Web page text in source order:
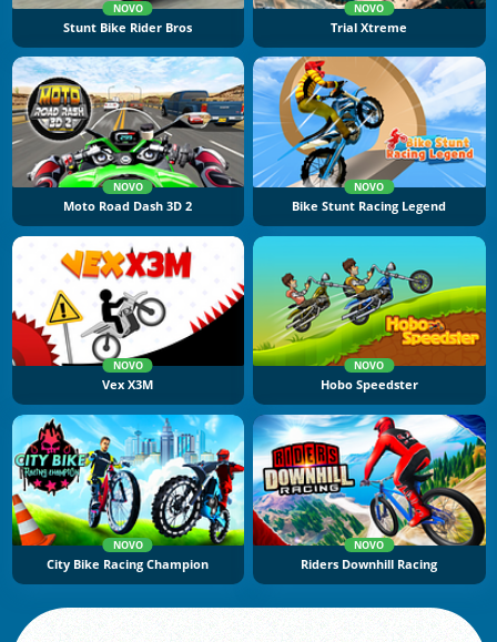
NOVO
Stunt Bike Rider Bros
NOVO
Trial Xtreme
NOVO
Moto Road Dash 3D 2
NOVO
Bike Stunt Racing Legend
NOVO
Vex X3M
NOVO
Hobo Speedster
NOVO
City Bike Racing Champion
NOVO
Riders Downhill Racing